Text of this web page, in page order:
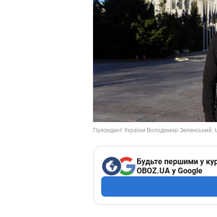
Будьте першими у
OBOZ.UA у Google